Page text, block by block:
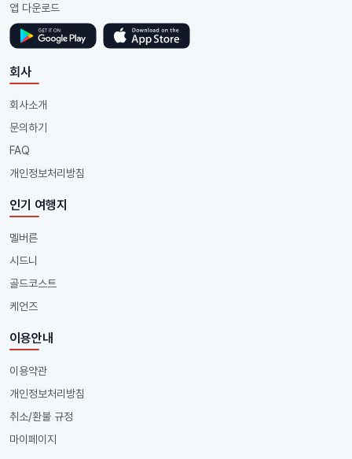
앱 다운로드
회사
회사소개
문의하기
FAQ
개인정보처리방침
인기 여행지
멜버른
시드니
골드코스트
케언즈
이용안내
이용약관
개인정보처리방침
취소/환불 규정
마이페이지